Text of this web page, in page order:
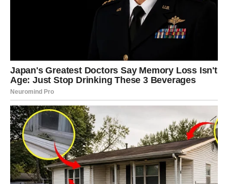
NOVAC – FINANSIJSKO
OLAKŠANJE STIŽE ONDA KADA
GA NAJMANJE OČEKUJETE